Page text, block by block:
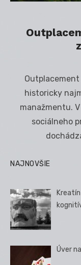
historicky
manažmentu.
sociálneho
NAJNOVŠIE
Úver